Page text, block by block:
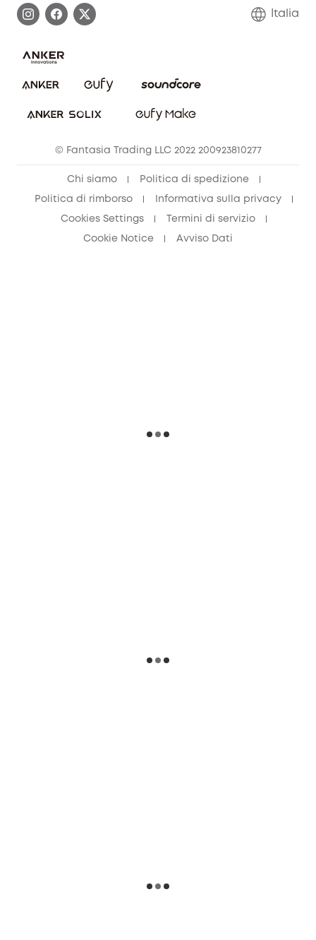
Annulla ordine
Contattaci
Italia
© Fantasia Trading LLC 2022 200923810277
Chi siamo Politica di spedizione
Politica di rimborso Informativa sulla privacy
Cookies Settings Termini di servizio
Cookie Notice Avviso Dati